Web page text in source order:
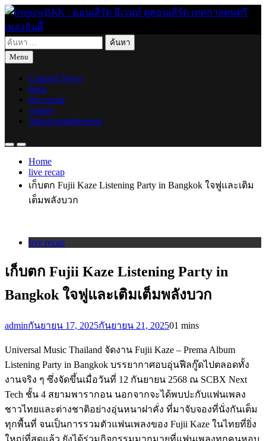
Skip
content
livenowBKK : คอนเสิร์ต อีเวนท์ ดูคอนเสิร์ต เทศกาลดนตรี เพลง
อินดี้
live for today
ค้นหา
สำหรับ:
Menu
Concert News
track
live recap
variety
About teamlivenow
Home
live recap
เก็บตก Fujii Kaze Listening Party in Bangkok ใจฟูและเติม
เต็มพลังบวก
live recap
เก็บตก Fujii Kaze Listening Party in
Bangkok ใจฟูและเติมเต็มพลังบวก
adminกันยายน 17, 2025กันยายน 21, 202501 mins
Universal Music Thailand จัดงาน Fujii Kaze – Prema Album
Listening Party in Bangkok บรรยากาศอบอุ่นฟีลกู๊ดไปตลอดทั้ง
งานจริง ๆ ซึ่งจัดขึ้นเมื่อวันที่ 12 กันยายน 2568 ณ SCBX Next
Tech ชั้น 4 สยามพารากอน นอกจากจะได้พบปะกับแฟนเพลง
ชาวไทยและต่างชาติอย่างอุ่นหนาฝาคั่ง ที่มาจับจองที่นั่งกันเต็ม
ทุกพื้นที่ จนเป็นการรวมตัวแฟนเพลงของ Fujii Kaze ในไทยที่ยิ่ง
ใหญ่ที่สุดแล้ว ยังได้ร่วมกิจกรรมมากมายที่แฟนเพลงทุกคนหอบ